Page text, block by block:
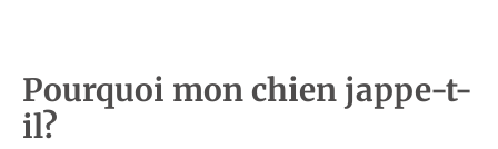
Pourquoi mon chien jappe-t-
il?